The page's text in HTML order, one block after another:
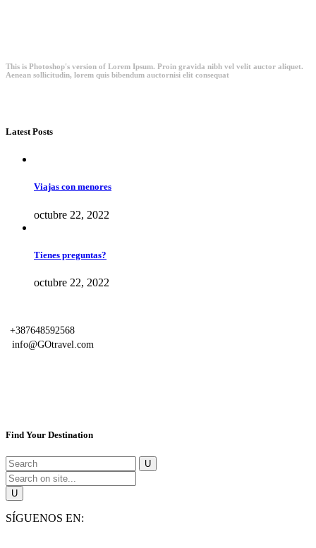
This is Photoshop's version of Lorem Ipsum. Proin gravida nibh vel velit auctor aliquet.
Aenean sollicitudin, lorem quis bibendum auctornisi elit consequat
Latest Posts
Viajas con menores
octubre 22, 2022
Tienes preguntas?
octubre 22, 2022
+387648592568
info@GOtravel.com
Find Your Destination
SÍGUENOS EN: